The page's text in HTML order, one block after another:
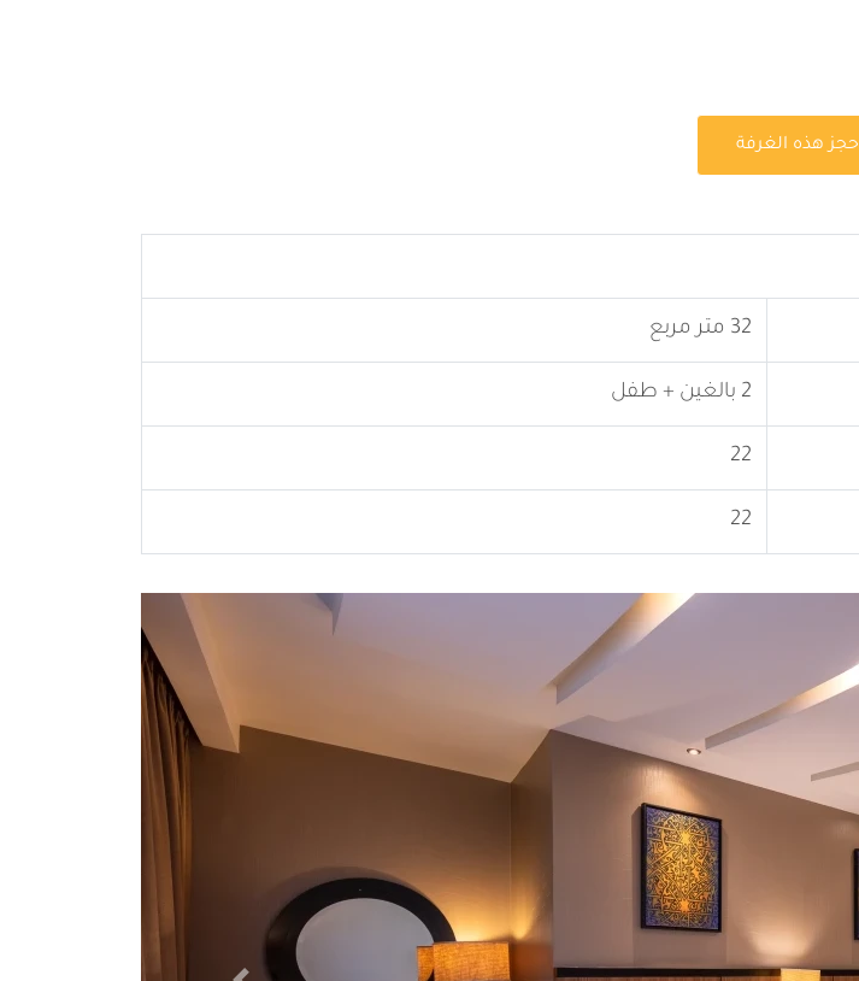
حجز هذه الغرفة
32 متر مربع
2 بالغين + طفل
22
22